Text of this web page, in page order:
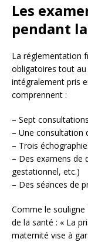
Les
pendant
La réglementation
obligatoires tout au
intégralement pris
comprennent :
– Sept
– Une consultation
– Trois
– Des examens de
gestationnel, etc.)
– Des séances de
Comme le
de la santé : « La
maternité vise à